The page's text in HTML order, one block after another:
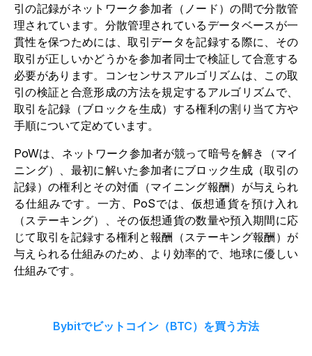
引の記録がネットワーク参加者（ノード）の間で分散管
理されています。分散管理されているデータベースが一
貫性を保つためには、取引データを記録する際に、その
取引が正しいかどうかを参加者同士で検証して合意する
必要があります。コンセンサスアルゴリズムは、この取
引の検証と合意形成の方法を規定するアルゴリズムで、
取引を記録（ブロックを生成）する権利の割り当て方や
手順について定めています。
PoWは、ネットワーク参加者が競って暗号を解き（マイ
ニング）、最初に解いた参加者にブロック生成（取引の
記録）の権利とその対価（マイニング報酬）が与えられ
る仕組みです。一方、PoSでは、仮想通貨を預け入れ
（ステーキング）、その仮想通貨の数量や預入期間に応
じて取引を記録する権利と報酬（ステーキング報酬）が
与えられる仕組みのため、より効率的で、地球に優しい
仕組みです。
Bybitでビットコイン（BTC）を買う方法